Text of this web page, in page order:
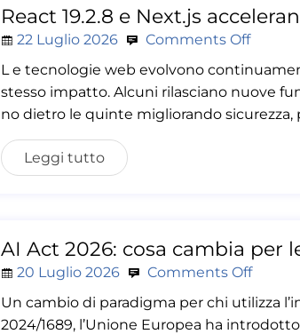
React 19.2.8 e Next.js
22 Luglio 2026
Comments Off
L e tecnologie web evolvono
stesso impatto. Alcuni rilasciano nuove
no dietro le quinte migliorando sicurezza,
Leggi tutto
AI Act 2026: cosa cambia per
20 Luglio 2026
Comments Off
Un cambio di paradigma per chi utilizza
2024/1689, l’Unione Europea ha